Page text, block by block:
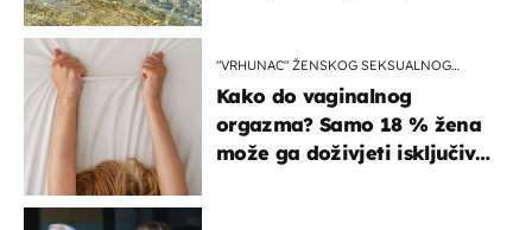
"VRHUNAC" ŽENSKOG SEKSUALNOG
Kako do vaginalnog
orgazma? Samo 18 % žena
može ga doživjeti isključivo